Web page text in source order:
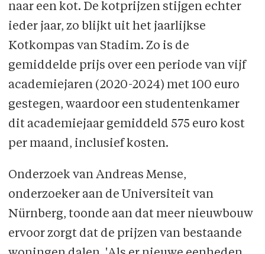
naar een kot. De kotprijzen stijgen echter
ieder jaar, zo blijkt uit het jaarlijkse
Kotkompas van Stadim. Zo is de
gemiddelde prijs over een periode van vijf
academiejaren (2020-2024) met 100 euro
gestegen, waardoor een studentenkamer
dit academiejaar gemiddeld 575 euro kost
per maand, inclusief kosten.
Onderzoek van Andreas Mense,
onderzoeker aan de Universiteit van
Nürnberg, toonde aan dat meer nieuwbouw
ervoor zorgt dat de prijzen van bestaande